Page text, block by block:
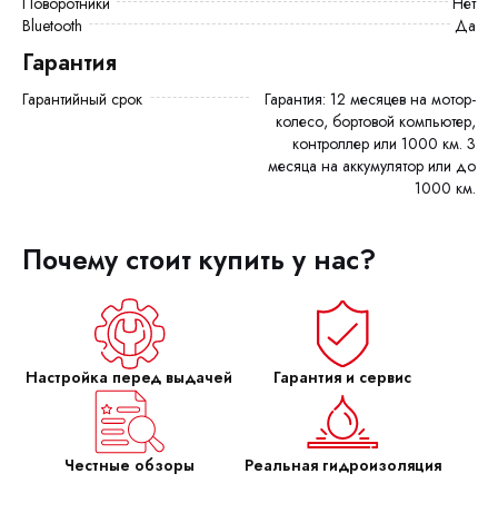
Bluetooth
да
Гарантия
Гарантийный срок
Гарантия: 12 месяцев на мотор-
колесо, бортовой компьютер,
контроллер или 1000 км. 3
месяца на аккумулятор или до
1000 км.
Почему стоит купить у нас?
Настройка перед выдачей Гарантия и сервис
Честные обзоры Реальная гидроизоляция